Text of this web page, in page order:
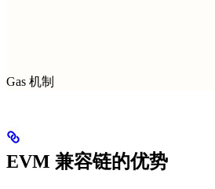
Gas 机制
EVM 兼容链的优势